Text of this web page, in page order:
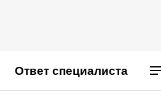
Ответ специалиста